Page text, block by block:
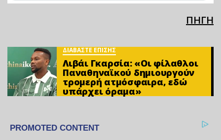
ΠΗΓΗ
ΔΙΑΒΑΣΤΕ ΕΠΙΣΗΣ
Λιβάι Γκαρσία: «Οι φίλαθλοι
Παναθηναϊκού δημιουργούν
τρομερή ατμόσφαιρα, εδώ
υπάρχει όραμα»